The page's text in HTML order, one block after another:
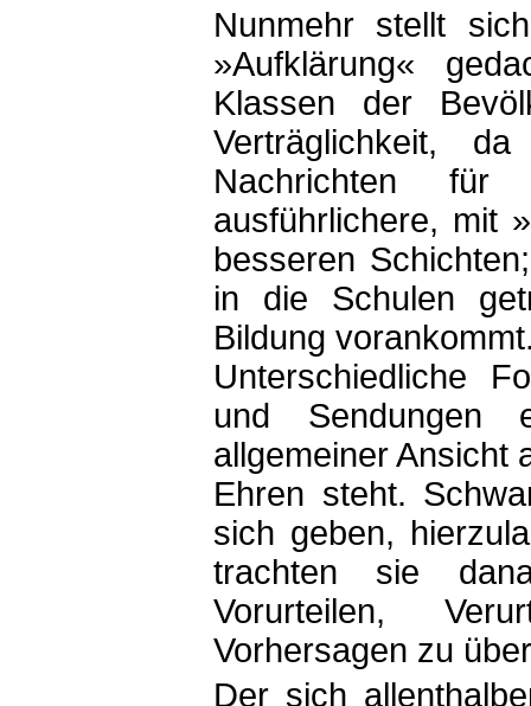
Nunmehr stellt
»Aufklärung«
Klassen der
Verträglichkeit,
Nachrichten
ausführlichere, mit
besseren
in die Schulen
Bildung
Unterschiedliche
und Sendungen
allgemeiner Ansicht
Ehren steht.
sich geben,
trachten sie
Vorurteilen,
Vorhersagen zu
Der sich